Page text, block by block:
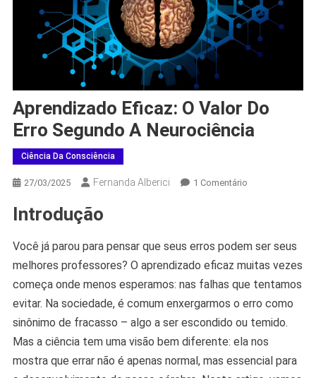
Aprendizado Eficaz: O Valor Do
Erro Segundo A Neurociência
Ciência Da Consciência
27/03/2025 Fernanda Alberici 1 ComentárioEm
Valor
Do
Erro
Neurociência
Introdução
Você já parou para pensar que seus erros podem ser seus
melhores professores? O aprendizado eficaz muitas vezes
começa onde menos esperamos: nas falhas que tentamos
evitar. Na sociedade, é comum enxergarmos o erro como
sinônimo de fracasso – algo a ser escondido ou temido.
Mas a ciência tem uma visão bem diferente: ela nos
mostra que errar não é apenas normal, mas essencial para